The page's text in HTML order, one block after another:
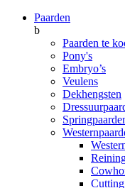
Paarden
b
Paarden te
Pony's
Embryo’s
Veulens
Dekhengsten
Cutting